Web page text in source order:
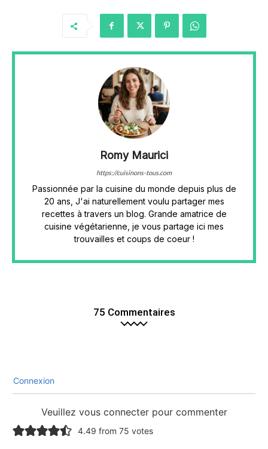
Romy Maurici
https://cuisinons-tous.com
Passionnée par la cuisine du monde depuis plus de
20 ans, J'ai naturellement voulu partager mes
recettes à travers un blog. Grande amatrice de
cuisine végétarienne, je vous partage ici mes
trouvailles et coups de coeur !
75 Commentaires
Connexion
Veuillez vous connecter pour commenter
4.49 from 75 votes